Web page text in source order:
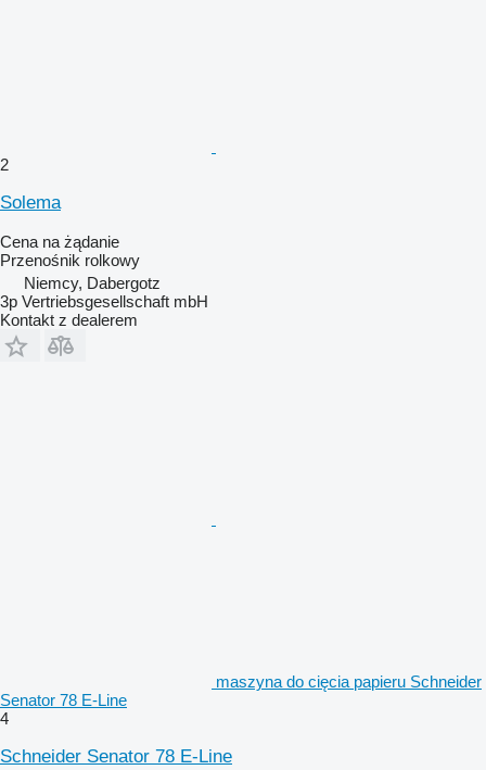
2
Solema
Cena na żądanie
Przenośnik rolkowy
Niemcy, Dabergotz
3p Vertriebsgesellschaft mbH
Kontakt z dealerem
maszyna do cięcia papieru Schneider
Senator 78 E-Line
4
Schneider Senator 78 E-Line